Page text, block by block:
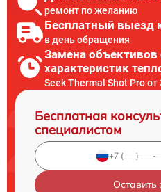
ремонт по желанию
Бесплатный выезд
в день обращения
Замена
характеристик
Seek Thermal Shot Pro от
Бесплатная
специалистом
Оставить